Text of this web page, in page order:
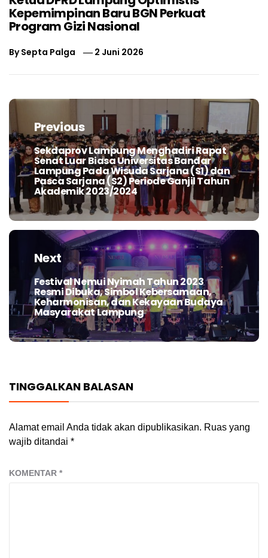
Kepemimpinan Baru BGN Perkuat
Program Gizi Nasional
BySepta Palga 2 Juni 2026
Navigasi
posPrevious
Previous
post:
Sekdaprov Lampung Menghadiri Rapat
Senat Luar Biasa Universitas Bandar
Lampung Pada Wisuda Sarjana (S1) dan
Pasca Sarjana (S2) Periode Ganjil Tahun
Akademik 2023/2024
Next
Next
post:
Festival Nemui Nyimah Tahun 2023
Resmi Dibuka, Simbol Kebersamaan,
Keharmonisan, dan Kekayaan Budaya
Masyarakat Lampung
TINGGALKAN BALASAN
Alamat email Anda tidak akan dipublikasikan. Ruas yang
wajib ditandai *
KOMENTAR *